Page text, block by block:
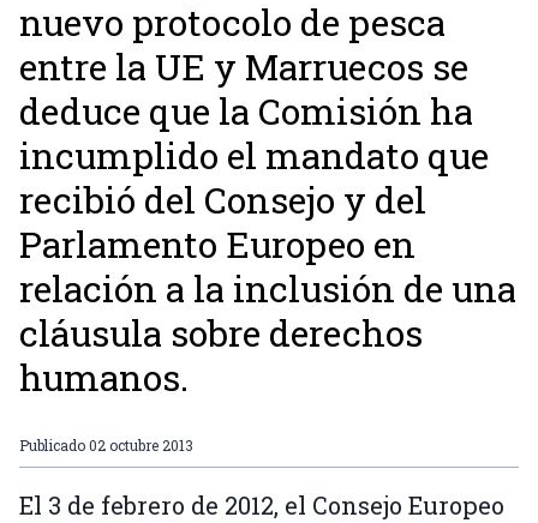
nuevo protocolo de pesca
entre la UE y Marruecos se
deduce que la Comisión ha
incumplido el mandato que
recibió del Consejo y del
Parlamento Europeo en
relación a la inclusión de una
cláusula sobre derechos
humanos.
Publicado02 octubre 2013
El 3 de febrero de 2012, el Consejo Europeo